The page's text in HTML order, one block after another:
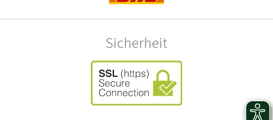
Sicherheit